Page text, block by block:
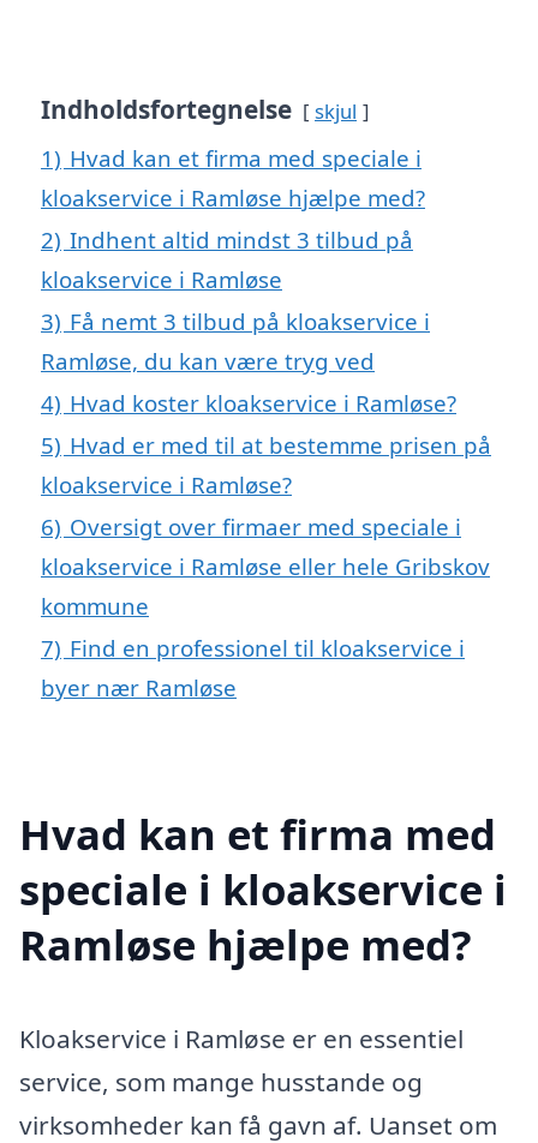
Indholdsfortegnelse skjul
1) Hvad kan et firma med speciale i
kloakservice i Ramløse hjælpe med?
2) Indhent altid mindst 3 tilbud på
kloakservice i Ramløse
3) Få nemt 3 tilbud på kloakservice i
Ramløse, du kan være tryg ved
4) Hvad koster kloakservice i Ramløse?
5) Hvad er med til at bestemme prisen på
kloakservice i Ramløse?
6) Oversigt over firmaer med speciale i
kloakservice i Ramløse eller hele Gribskov
kommune
7) Find en professionel til kloakservice i
byer nær Ramløse
Hvad kan et firma med
speciale i kloakservice i
Ramløse hjælpe med?
Kloakservice i Ramløse er en essentiel
service, som mange husstande og
virksomheder kan få gavn af. Uanset om